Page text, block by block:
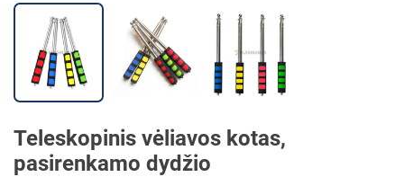
Teleskopinis vėliavos kotas,
pasirenkamo dydžio